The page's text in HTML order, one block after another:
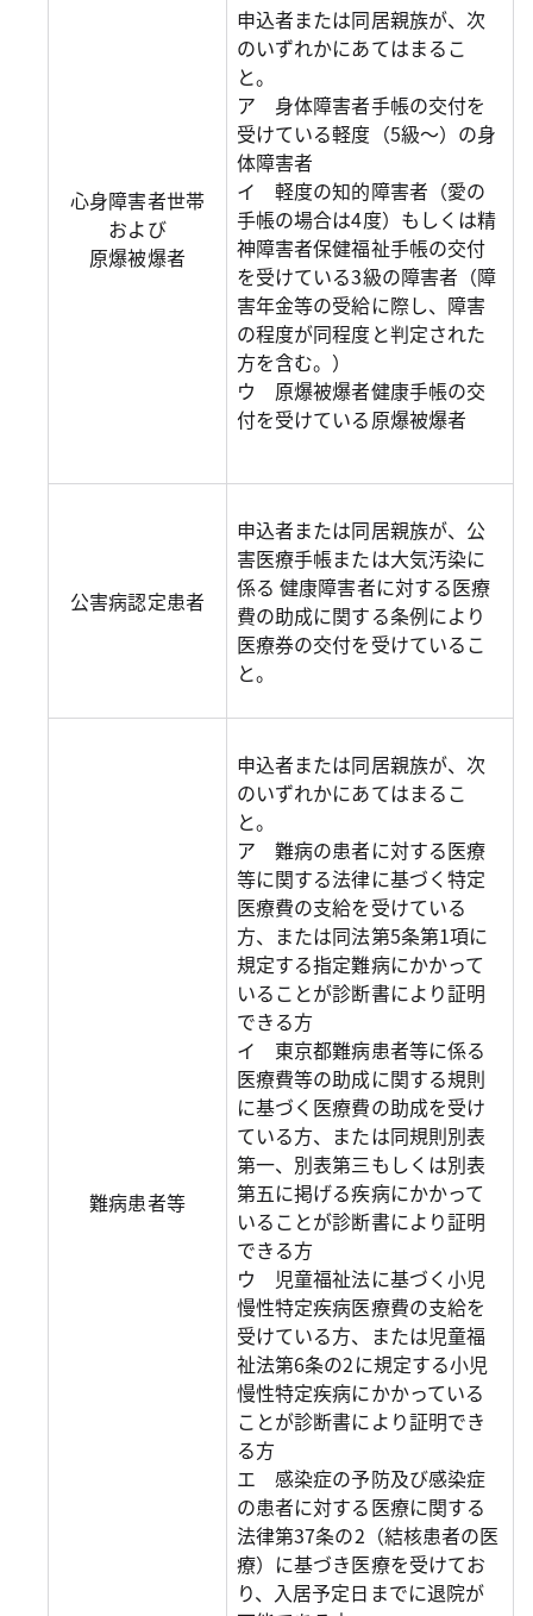
心身障害者世帯
および
原爆被爆者
申込者または同居親族が、次
のいずれかにあてはまるこ
と。
ア 身体障害者手帳の交付を
受けている軽度（5級～）の身
体障害者
イ 軽度の知的障害者（愛の
手帳の場合は4度）もしくは精
神障害者保健福祉手帳の交付
を受けている3級の障害者（障
害年金等の受給に際し、障害
の程度が同程度と判定された
方を含む。）
ウ 原爆被爆者健康手帳の交
付を受けている原爆被爆者
公害病認定患者
申込者または同居親族が、公
害医療手帳または大気汚染に
係る 健康障害者に対する医療
費の助成に関する条例により
医療券の交付を受けているこ
と。
難病患者等
申込者または同居親族が、次
のいずれかにあてはまるこ
と。
ア 難病の患者に対する医療
等に関する法律に基づく特定
医療費の支給を受けている
方、または同法第5条第1項に
規定する指定難病にかかって
いることが診断書により証明
できる方
イ 東京都難病患者等に係る
医療費等の助成に関する規則
に基づく医療費の助成を受け
ている方、または同規則別表
第一、別表第三もしくは別表
第五に掲げる疾病にかかって
いることが診断書により証明
できる方
ウ 児童福祉法に基づく小児
慢性特定疾病医療費の支給を
受けている方、または児童福
祉法第6条の2に規定する小児
慢性特定疾病にかかっている
ことが診断書により証明でき
る方
エ 感染症の予防及び感染症
の患者に対する医療に関する
法律第37条の2（結核患者の医
療）に基づき医療を受けてお
り、入居予定日までに退院が